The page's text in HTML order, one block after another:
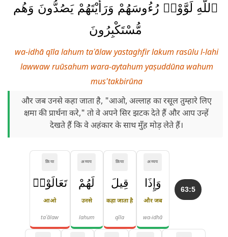
ٱللَّهِ لَوَّوْا۟ رُءُوسَهُمْ وَرَأَيْتَهُمْ يَصُدُّونَ وَهُم
مُّسْتَكْبِرُونَ
wa-idhā qīla lahum taʿālaw yastaghfir lakum rasūlu l-lahi
lawwaw ruūsahum wara-aytahum yaṣuddūna wahum
mus'takbirūna
और जब उनसे कहा जाता है, "आओ, अल्लाह का रसूल तुम्हारे लिए
क्षमा की प्रार्थना करे," तो वे अपने सिर झटक देते हैं और आप उन्हें
देखते हैं कि वे अहंकार के साथ मुँह मोड़ लेते हैं।
63:5
अव्यय
وَإِذَا
और जब
wa-idhā
क्रिया
قِيلَ
कहा जाता है
qīla
अव्यय
لَهُمْ
उनसे
lahum
क्रिया
تَعَالَوْا۟
आओ
taʿālaw